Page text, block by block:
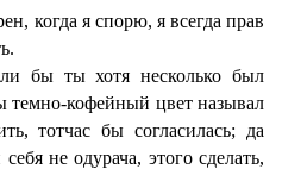
когда я спорю, я всегда прав
бы ты хотя несколько был
темно-кофейный цвет называл
тотчас бы согласилась; да
не одурача, этого сделать,